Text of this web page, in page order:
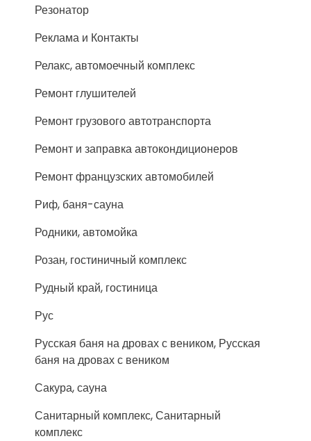
Резонатор
Реклама и Контакты
Релакс, автомоечный комплекс
Ремонт глушителей
Ремонт грузового автотранспорта
Ремонт и заправка автокондиционеров
Ремонт французских автомобилей
Риф, баня-сауна
Родники, автомойка
Розан, гостиничный комплекс
Рудный край, гостиница
Рус
Русская баня на дровах с веником, Русская
баня на дровах с веником
Сакура, сауна
Санитарный комплекс, Санитарный
комплекс